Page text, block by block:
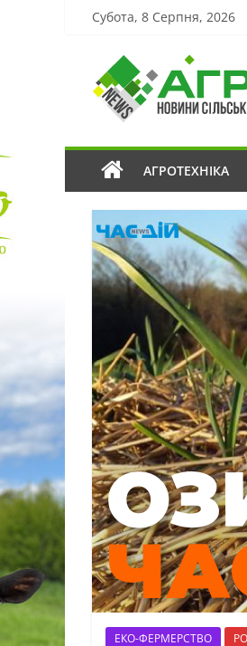
Субота, 8 Серпня, 2026
АГРОТЕХНІКА
ЕКО-ФЕРМЕРСТВО